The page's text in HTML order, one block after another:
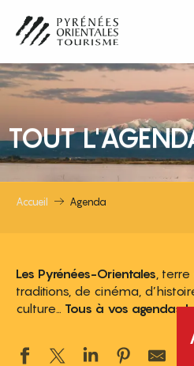
contenu
principal
TOUT
Accueil Agenda
Les Pyrénées-Orientales ,
traditions, de cinéma,
culture… Tous à vos agendas !